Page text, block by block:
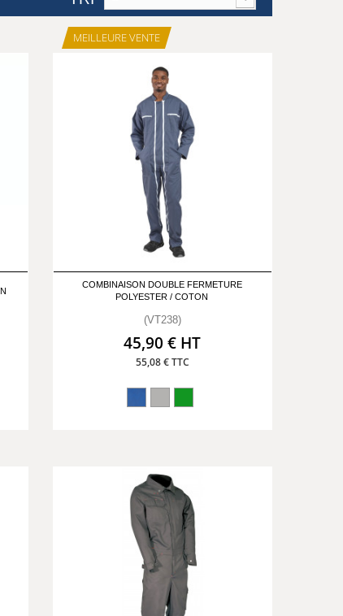
MEILLEURE VENTE
COMBINAISON DOUBLE FERMETURE
POLYESTER / COTON
(VT238)
45,90 € HT
55,08 € TTC